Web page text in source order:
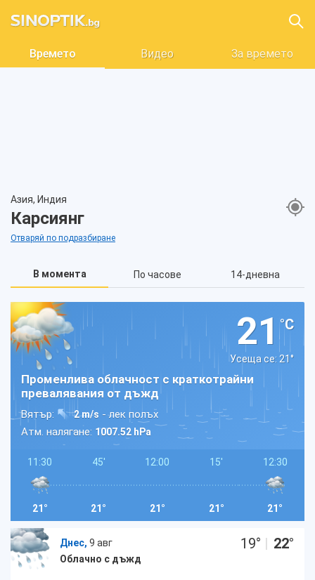
Времето Видео За времето
Азия, Индия
Карсиянг
Отваряй по подразбиране
В момента По часове 14-дневна
21°C
Усеща се: 21°
Променлива облачност с краткотрайни
превалявания от дъжд
Вятър: 2 m/s - лек полъх
Атм. налягане: 1007.52 hPa
11:30
21°
45'
21°
12:00
21°
15'
21°
12:30
21°
Днес, 9 авг
Облачно с дъжд
19° | 22°